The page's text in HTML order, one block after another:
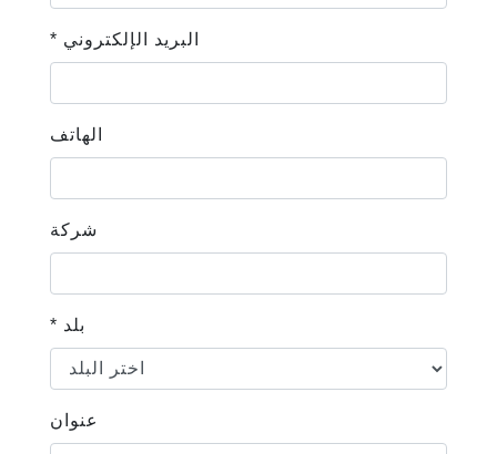
* البريد الإلكتروني
الهاتف
شركة
* بلد
عنوان